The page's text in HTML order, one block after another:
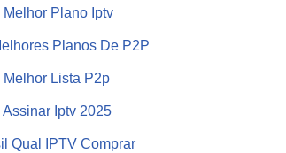
Melhor Plano Iptv
Planos De P2P
Melhor Lista P2p
Assinar Iptv 2025
Qual IPTV Comprar